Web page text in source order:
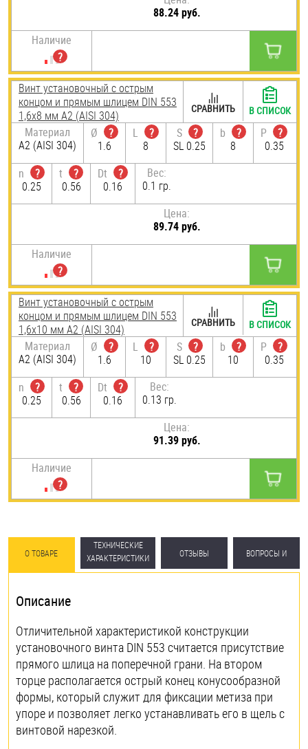
88.24 руб.
Наличие
Винт установочный с острым
концом и прямым шлицем DIN 553
1,6х8 мм А2 (AISI 304)
Материал
А2 (AISI 304)
Ø
?
1.6
L
?
8
S
?
SL 0.25
b
?
8
P
?
0.35
n
?
0.25
t
?
0.56
Dt
?
0.16
Вес:
0.1 гр.
Цена:
89.74 руб.
Наличие
СРАВНИТЬ В СПИСОК
Винт установочный с острым
концом и прямым шлицем DIN 553
1,6х10 мм А2 (AISI 304)
Материал
А2 (AISI 304)
Ø
?
1.6
L
?
10
S
?
SL 0.25
b
?
10
P
?
0.35
n
?
0.25
t
?
0.56
Dt
?
0.16
Вес:
0.13 гр.
Цена:
91.39 руб.
Наличие
СРАВНИТЬ В СПИСОК
О ТОВАРЕ
ТЕХНИЧЕСКИЕ
ХАРАКТЕРИСТИКИ
ОТЗЫВЫ ВОПРОСЫ И
Описание
Отличительной характеристикой конструкции
установочного винта DIN 553 считается присутствие
прямого шлица на поперечной грани. На втором
торце располагается острый конец конусообразной
формы, который служит для фиксации метиза при
упоре и позволяет легко устанавливать его в щель с
винтовой нарезкой.